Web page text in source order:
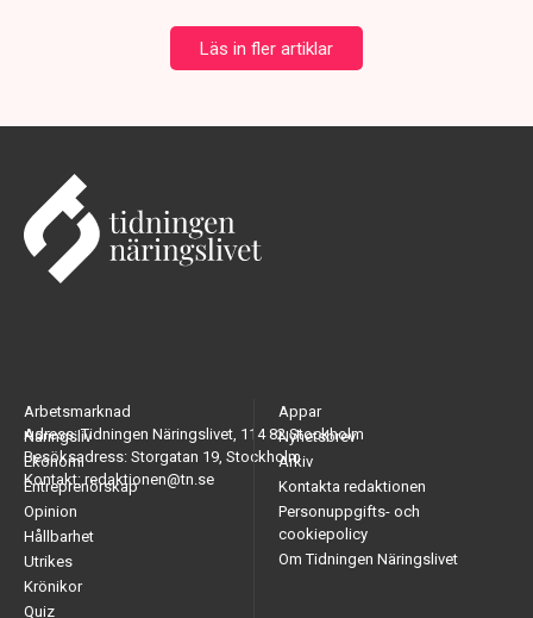
Läs in fler artiklar
Adress: Tidningen Näringslivet, 114 82 Stockholm
Besöksadress: Storgatan 19, Stockholm
Kontakt: redaktionen@tn.se
Arbetsmarknad
Näringsliv
Ekonomi
Entreprenörskap
Opinion
Hållbarhet
Utrikes
Krönikor
Quiz
Appar
Nyhetsbrev
Arkiv
Kontakta redaktionen
Personuppgifts- och
cookiepolicy
Om Tidningen Näringslivet